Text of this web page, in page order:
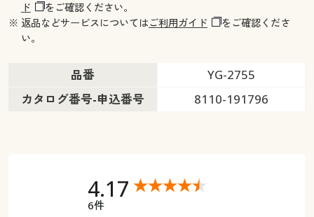
ド
をご確認ください。
※ 返品などサービスについてはご利用ガイド
をご確認くださ
い。
品番
YG-2755
カタログ番号-申込番号
8110-191796
4.17
6件